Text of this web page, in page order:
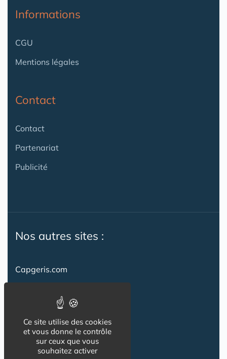
Informations
CGU
Mentions légales
Contact
Contact
Partenariat
Publicité
Nos autres sites :
Capgeris.com
Emploi-formation-sante.com
Seniorissimmo.com
Creche-et-naissance.com
Ce site utilise des cookies
et vous donne le contrôle
sur ceux que vous
souhaitez activer